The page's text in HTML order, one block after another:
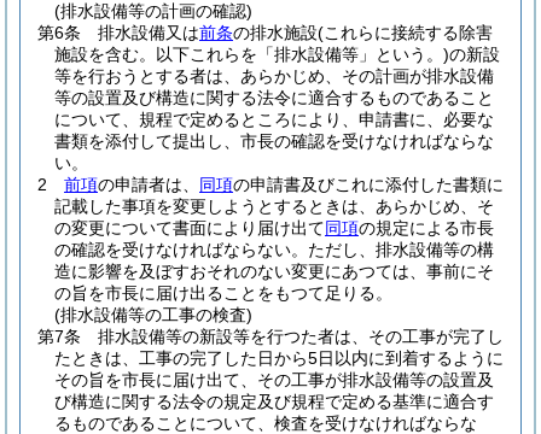
(排水設備等の計画の確認)
第6条
排水設備又は前条の排水施設(これらに接続する除害
施設を含む。以下これらを「排水設備等」という。)の新設
等を行おうとする者は、あらかじめ、その計画が排水設備
等の設置及び構造に関する法令に適合するものであること
について、規程で定めるところにより、申請書に、必要な
書類を添付して提出し、市長の確認を受けなければならな
い。
2
前項の申請者は、 同項の申請書及びこれに添付した書類に
記載した事項を変更しようとするときは、あらかじめ、そ
の変更について書面により届け出て同項の規定による市長
の確認を受けなければならない。 ただし、排水設備等の構
造に影響を及ぼすおそれのない変更にあつては、事前にそ
の旨を市長に届け出ることをもつて足りる。
(排水設備等の工事の検査)
第7条
排水設備等の新設等を行つた者は、その工事が完了し
たときは、工事の完了した日から5日以内に到着するように
その旨を市長に届け出て、その工事が排水設備等の設置及
び構造に関する法令の規定及び規程で定める基準に適合す
るものであることについて、検査を受けなければならな